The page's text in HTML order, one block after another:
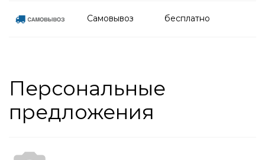
Самовывоз бесплатно
Персональные
предложения